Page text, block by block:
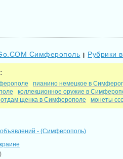
Симферополь | Рубрики
пианино немецкое в
коллекционное оружие в
отдам щенка в Симферополе монеты
- (Симферополь)